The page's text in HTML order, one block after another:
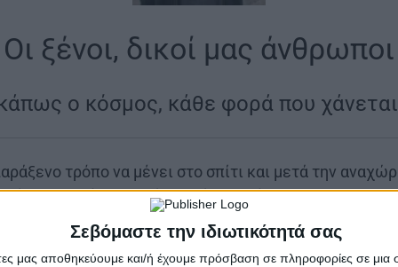
Σεβόμαστε την ιδιωτικότητά σας
μας αποθηκεύουμε και/ή έχουμε πρόσβαση σε πληροφορίες σε
Οι ξένοι, δικοί μας άνθρωποι
κάπως ο κόσμος, κάθε φορά που
τρόπο να μένει στο σπίτι και μετά την
φοβισμένα συρτάρια, κάτι φακέλους που δεν
απέναντι, να σε κοιτάει εξεταστικά, ψάχνοντας
Το σώμα αλλάζει συνήθειες, τα κόκαλα